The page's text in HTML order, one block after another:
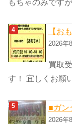
もちゃのみです
【お
2026年
買取
す！ 宜しくお願
■ガン
2026年